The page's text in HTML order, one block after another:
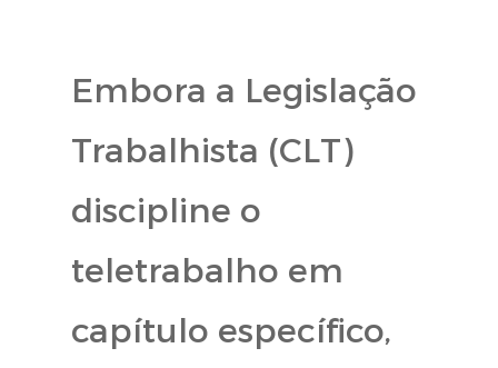
Embora a Legislação
Trabalhista (CLT)
discipline o
teletrabalho em
capítulo específico,